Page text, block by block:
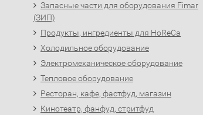
Запасные части для оборудования Fimar
(ЗИП)
Продукты, ингредиенты для HoReCa
Холодильное оборудование
Электромеханическое оборудование
Тепловое оборудование
Ресторан, кафе, фастфуд, магазин
Кинотеатр, фанфуд, стритфуд